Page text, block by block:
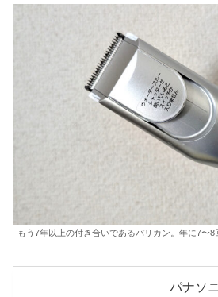
もう7年以上の付き合いであるバリカン。年に7〜8
パナソ